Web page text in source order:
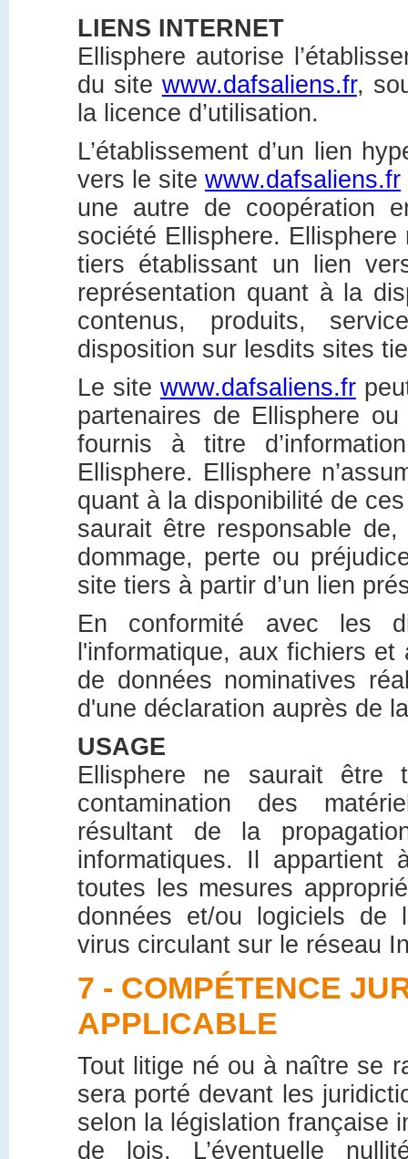
LIENS INTERNET
Ellisphere autorise
du site www.dafsaliens.fr,
la licence d’utilisation.
L’établissement d’un lien
vers le site www.dafsaliens.fr
une autre de coopération
société Ellisphere.
tiers établissant un lien
représentation quant à la
contenus, produits,
disposition sur lesdits sites
Le site www.dafsaliens.fr
partenaires de Ellisphere
fournis à titre
Ellisphere. Ellisphere
quant à la disponibilité de
saurait être responsable
dommage, perte ou
site tiers à partir d’un lien
En conformité avec les
l'informatique, aux fichiers
de données nominatives
d'une déclaration auprès de
USAGE
Ellisphere ne saurait être
contamination des
résultant de la
informatiques. Il
toutes les mesures
données et/ou logiciels de
virus circulant sur le réseau
7 - COMPÉTENCE
APPLICABLE
Tout litige né ou à naître se
sera porté devant les
selon la législation française
de lois. L’éventuelle